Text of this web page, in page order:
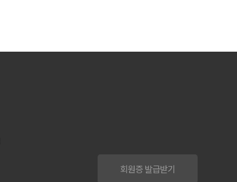
회원증 발급받기